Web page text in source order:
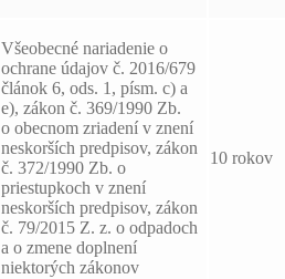
Všeobecné nariadenie o
ochrane údajov č. 2016/679
článok 6, ods. 1, písm. c) a
e), zákon č. 369/1990 Zb.
o obecnom zriadení v znení
neskorších predpisov, zákon
č. 372/1990 Zb. o
priestupkoch v znení
neskorších predpisov, zákon
č. 79/2015 Z. z. o odpadoch
a o zmene doplnení
niektorých zákonov
10 rokov